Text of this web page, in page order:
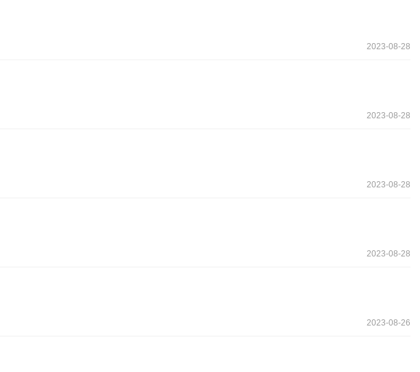
2023-08-28
2023-08-28
2023-08-28
2023-08-28
2023-08-26